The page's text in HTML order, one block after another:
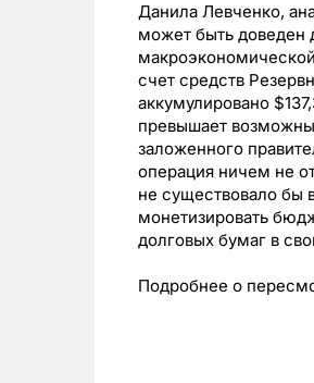
Данила Левченко,
может быть доведен
счет средств
аккумулировано
превышает
заложенного
операция ничем не
не существовало бы
монетизировать
долговых бумаг в
Подробнее о